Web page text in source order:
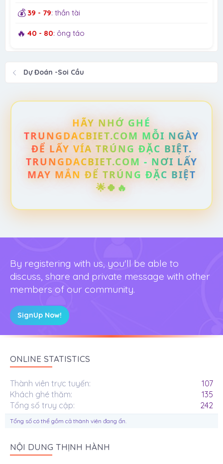
💰 39 - 79: thần tài
🔥 40 - 80: ông táo
Dự Đoán -Soi Cầu
HÃY NHỚ GHÉ
TRUNGDACBIET.COM MỖI NGÀY
ĐỂ LẤY VÍA TRÚNG ĐẶC BIỆT.
TRUNGDACBIET.COM - NƠI LẤY
MAY MẮN ĐỂ TRÚNG ĐẶC BIỆT
🌟🍀🔥
By registering with us, you'll be able to
discuss, share and private message with other
members of our community.
SignUp Now!
ONLINE STATISTICS
Thành viên trực tuyến
107
Khách ghé thăm
135
Tổng số truy cập
242
Tổng số có thể gồm cả thành viên đang ẩn.
NỘI DUNG THỊNH HÀNH